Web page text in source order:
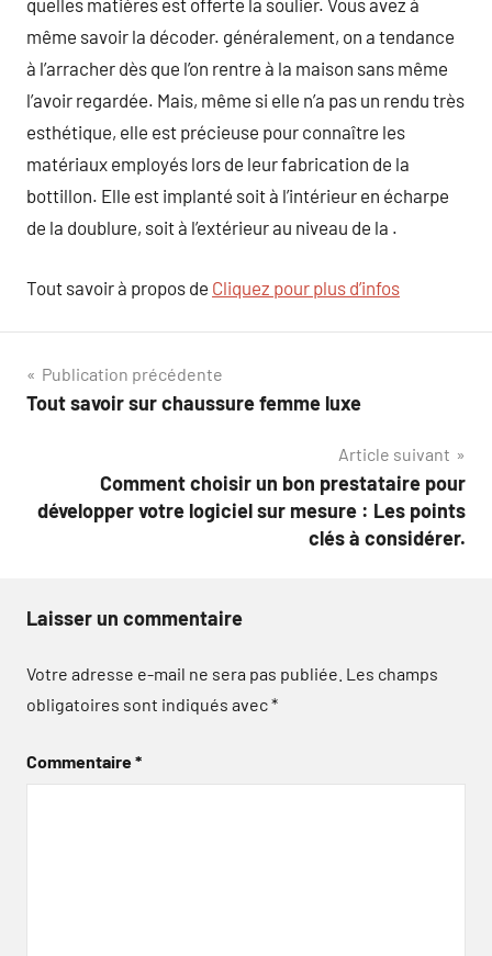
quelles matières est offerte la soulier. Vous avez à
même savoir la décoder. généralement, on a tendance
à l’arracher dès que l’on rentre à la maison sans même
l’avoir regardée. Mais, même si elle n’a pas un rendu très
esthétique, elle est précieuse pour connaître les
matériaux employés lors de leur fabrication de la
bottillon. Elle est implanté soit à l’intérieur en écharpe
de la doublure, soit à l’extérieur au niveau de la .
Tout savoir à propos de Cliquez pour plus d’infos
Navigation
de
Publication précédente
Tout savoir sur chaussure femme luxe
Article suivant
Comment choisir un bon prestataire pour
développer votre logiciel sur mesure : Les points
clés à considérer.
Laisser un commentaire
Votre adresse e-mail ne sera pas publiée. Les champs
obligatoires sont indiqués avec*
Commentaire*